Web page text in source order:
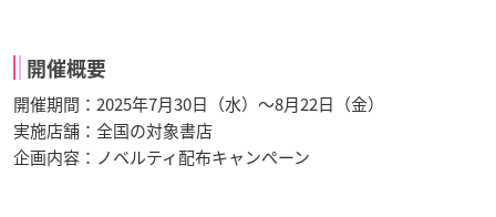
開催概要
開催期間：2025年7月30日（水）～8月22日（金）
実施店舗：全国の対象書店
企画内容：ノベルティ配布キャンペーン